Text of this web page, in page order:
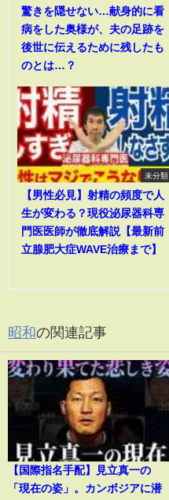
驚きを隠せない…献身的に看
病をした奥様が、夫の足跡を
後世に伝えるために残したも
のとは…？
未分類
【男性必見】射精の頻度で人
生が変わる？現役泌尿器科専
門医医師が徹底解説【最新前
立腺肥大症WAVE治療まで】
昭和の関連記事
【国際指名手配】見立真一の
「現在の姿」。カンボジアに潜